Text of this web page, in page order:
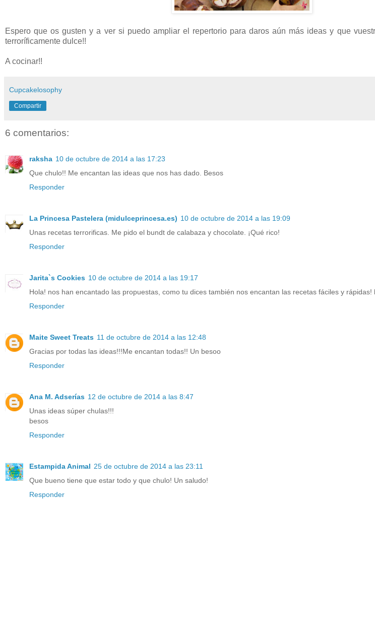
Espero que os gusten y a ver si puedo ampliar el repertorio para daros aún más ideas y que
terroríficamente dulce!!
A cocinar!!
Cupcakelosophy
Compartir
6 comentarios:
raksha 10 de octubre de 2014 a las 17:23
Que chulo!! Me encantan las ideas que nos has dado. Besos
Responder
La Princesa Pastelera (midulceprincesa.es) 10 de octubre de 2014 a las 19:09
Unas recetas terrorificas. Me pido el bundt de calabaza y chocolate. ¡Qué rico!
Responder
Jarita`s Cookies 10 de octubre de 2014 a las 19:17
Hola! nos han encantado las propuestas, como tu dices también nos encantan las recetas fáciles y rápidas!
Responder
Maite Sweet Treats 11 de octubre de 2014 a las 12:48
Gracias por todas las ideas!!!Me encantan todas!! Un besoo
Responder
Ana M. Adserías 12 de octubre de 2014 a las 8:47
Unas ideas súper chulas!!!
besos
Responder
Estampida Animal 25 de octubre de 2014 a las 23:11
Que bueno tiene que estar todo y que chulo! Un saludo!
Responder